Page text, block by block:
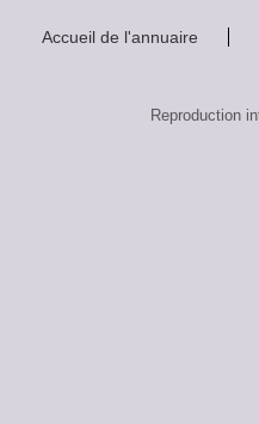
Accueil de l'annuaire
Reproduction